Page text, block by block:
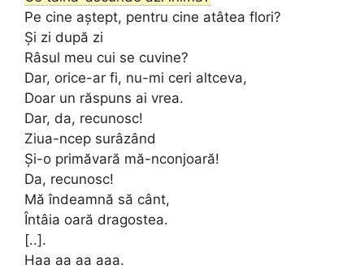
Pe cine aștept, pentru cine atâtea flori?
Și zi după zi
Râsul meu cui se cuvine?
Dar, orice-ar fi, nu-mi ceri altceva,
Doar un răspuns ai vrea.
Dar, da, recunosc!
Ziua-ncep surâzând
Și-o primăvară mă-nconjoară!
Da, recunosc!
Mă îndeamnă să cânt,
Întâia oară dragostea.
[..].
Haa aa aa aaa.